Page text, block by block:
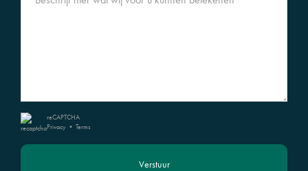
reCAPTCHA
Privacy • Terms
Verstuur